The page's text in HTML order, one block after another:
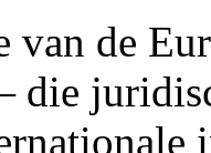
van de
die